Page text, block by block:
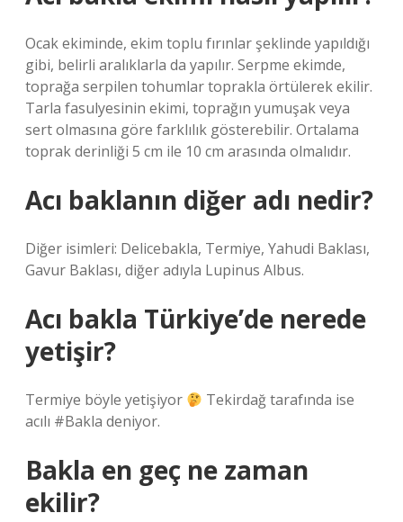
Ocak ekiminde, ekim toplu fırınlar şeklinde yapıldığı
gibi, belirli aralıklarla da yapılır. Serpme ekimde,
toprağa serpilen tohumlar toprakla örtülerek ekilir.
Tarla fasulyesinin ekimi, toprağın yumuşak veya
sert olmasına göre farklılık gösterebilir. Ortalama
toprak derinliği 5 cm ile 10 cm arasında olmalıdır.
Acı baklanın diğer adı nedir?
Diğer isimleri: Delicebakla, Termiye, Yahudi Baklası,
Gavur Baklası, diğer adıyla Lupinus Albus.
Acı bakla Türkiye’de nerede
yetişir?
Termiye böyle yetişiyor
Tekirdağ tarafında ise
acılı #Bakla deniyor.
Bakla en geç ne zaman
ekilir?